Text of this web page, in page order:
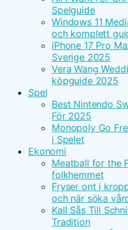
Spelguide
Windows 11
och komplett
iPhone 17 Pro
Sverige 2025
Vera Wang
köpguide 2025
Spel
Best Nintendo
För 2025
Monopoly Go
i Spelet
Ekonomi
Meatball for the
folkhemmet
Fryser ont i
och när söka
Kall Sås Till
Tradition